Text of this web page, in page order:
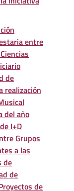
entre
de
realización
del año
I+D
Grupos
a las
de
de
de